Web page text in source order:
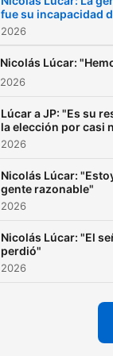
fue su incapacidad
Nicolás Lúcar:
Lúcar a JP: "Es su
la elección por casi
Nicolás Lúcar:
gente razonable"
Nicolás Lúcar: "El
perdió"